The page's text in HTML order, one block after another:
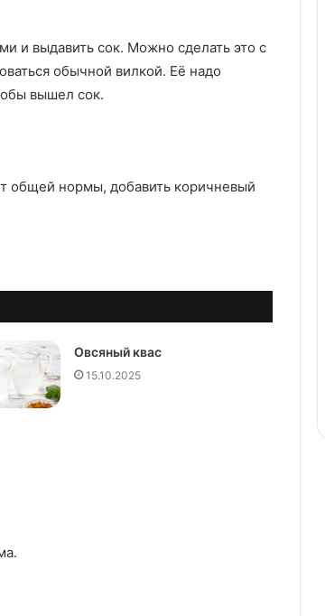
и выдавить сок. Можно сделать это с
обычной вилкой. Её надо
вышел сок.
общей нормы, добавить коричневый
Овсяный квас
15.10.2025